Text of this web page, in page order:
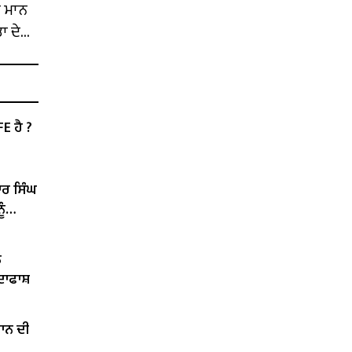
ਦੇ
ਹੈ ?
ਸਿੰਘ
ਦੀ